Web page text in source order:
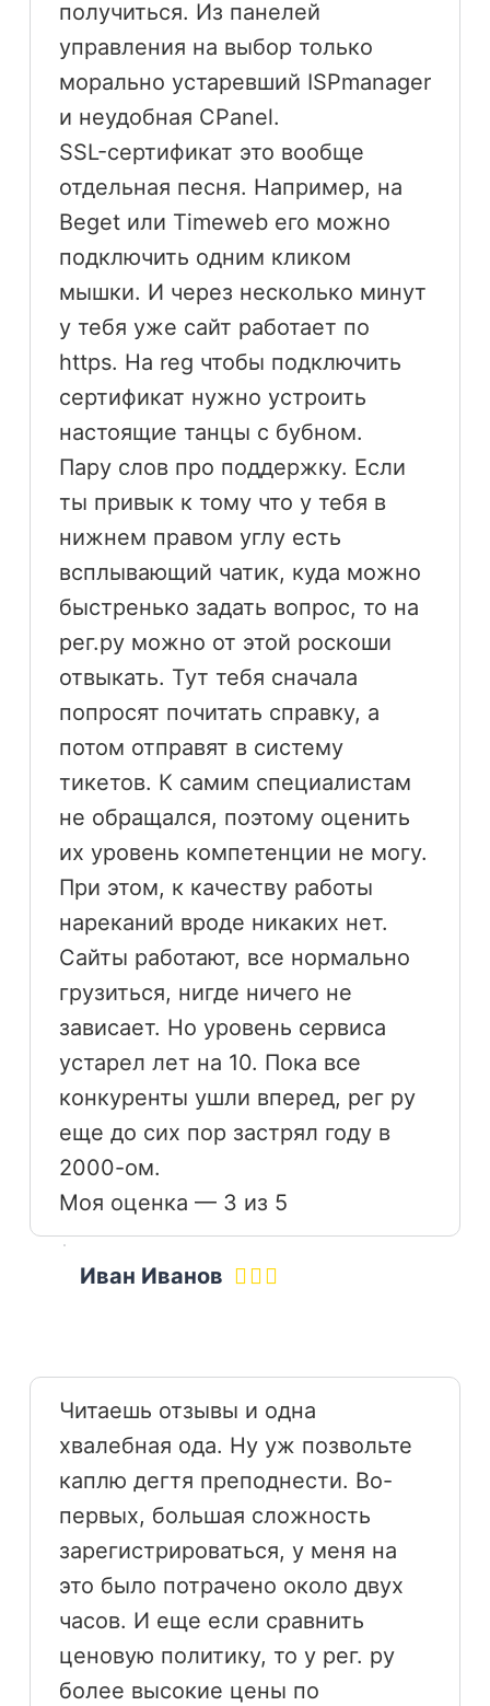
получиться. Из панелей
управления на выбор только
морально устаревший ISPmanager
и неудобная CPanel.
SSL-сертификат это вообще
отдельная песня. Например, на
Beget или Timeweb его можно
подключить одним кликом
мышки. И через несколько минут
у тебя уже сайт работает по
https. На reg чтобы подключить
сертификат нужно устроить
настоящие танцы с бубном.
Пару слов про поддержку. Если
ты привык к тому что у тебя в
нижнем правом углу есть
всплывающий чатик, куда можно
быстренько задать вопрос, то на
рег.ру можно от этой роскоши
отвыкать. Тут тебя сначала
попросят почитать справку, а
потом отправят в систему
тикетов. К самим специалистам
не обращался, поэтому оценить
их уровень компетенции не могу.
При этом, к качеству работы
нареканий вроде никаких нет.
Сайты работают, все нормально
грузиться, нигде ничего не
зависает. Но уровень сервиса
устарел лет на 10. Пока все
конкуренты ушли вперед, рег ру
еще до сих пор застрял году в
2000-ом.
Моя оценка — 3 из 5
Иван Иванов
Читаешь отзывы и одна
хвалебная ода. Ну уж позвольте
каплю дегтя преподнести. Во-
первых, большая сложность
зарегистрироваться, у меня на
это было потрачено около двух
часов. И еще если сравнить
ценовую политику, то у рег. ру
более высокие цены по